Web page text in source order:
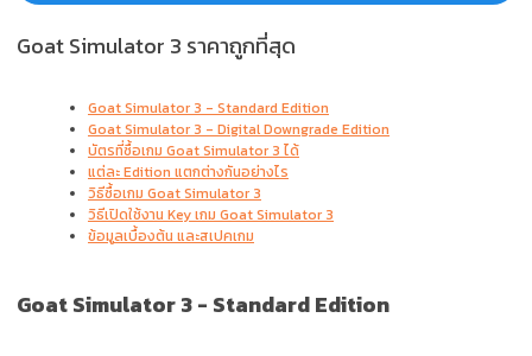
Goat Simulator 3 ราคาถูกที่สุด
Goat Simulator 3 - Standard Edition
Goat Simulator 3 - Digital Downgrade Edition
บัตรที่ซื้อเกม Goat Simulator 3 ได้
แต่ละ Edition แตกต่างกันอย่างไร
วิธีซื้อเกม Goat Simulator 3
วิธีเปิดใช้งาน Key เกม Goat Simulator 3
ข้อมูลเบื้องต้น และสเปคเกม
Goat Simulator 3 - Standard Edition